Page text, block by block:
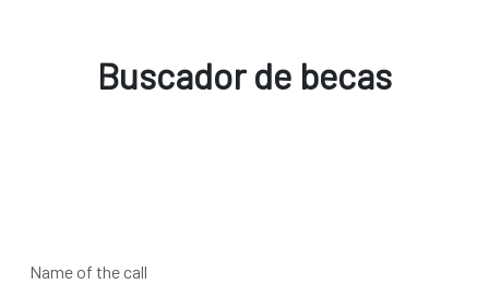
Buscador de becas
Name of the call